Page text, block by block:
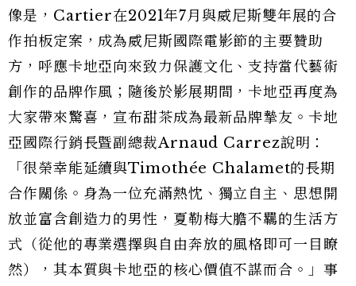
像是，Cartier在2021年7月與威尼斯雙年展的合
作拍板定案，成為威尼斯國際電影節的主要贊助
方，呼應卡地亞向來致力保護文化、支持當代藝術
創作的品牌作風；隨後於影展期間，卡地亞再度為
大家帶來驚喜，宣布甜茶成為最新品牌摯友。卡地
亞國際行銷長暨副總裁Arnaud Carrez說明：
「很榮幸能延續與Timothée Chalamet的長期
合作關係。身為一位充滿熱忱、獨立自主、思想開
放並富含創造力的男性，夏勒梅大膽不羈的生活方
式（從他的專業選擇與自由奔放的風格即可一目瞭
然），其本質與卡地亞的核心價值不謀而合。」事